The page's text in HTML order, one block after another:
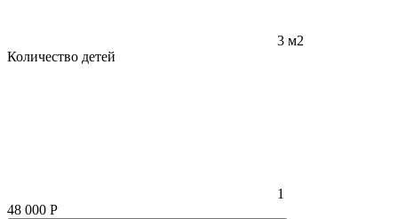
3 м2
Количество детей
1
48 000 Р